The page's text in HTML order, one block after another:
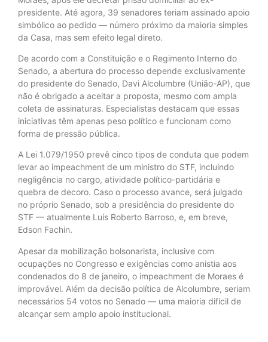
presidente. Até agora, 39 senadores teriam assinado apoio
simbólico ao pedido — número próximo da maioria simples
da Casa, mas sem efeito legal direto.
De acordo com a Constituição e o Regimento Interno do
Senado, a abertura do processo depende exclusivamente
do presidente do Senado, Davi Alcolumbre (União-AP), que
não é obrigado a aceitar a proposta, mesmo com ampla
coleta de assinaturas. Especialistas destacam que essas
iniciativas têm apenas peso político e funcionam como
forma de pressão pública.
A Lei 1.079/1950 prevê cinco tipos de conduta que podem
levar ao impeachment de um ministro do STF, incluindo
negligência no cargo, atividade político-partidária e
quebra de decoro. Caso o processo avance, será julgado
no próprio Senado, sob a presidência do presidente do
STF — atualmente Luís Roberto Barroso, e, em breve,
Edson Fachin.
Apesar da mobilização bolsonarista, inclusive com
ocupações no Congresso e exigências como anistia aos
condenados do 8 de janeiro, o impeachment de Moraes é
improvável. Além da decisão política de Alcolumbre, seriam
necessários 54 votos no Senado — uma maioria difícil de
alcançar sem amplo apoio institucional.